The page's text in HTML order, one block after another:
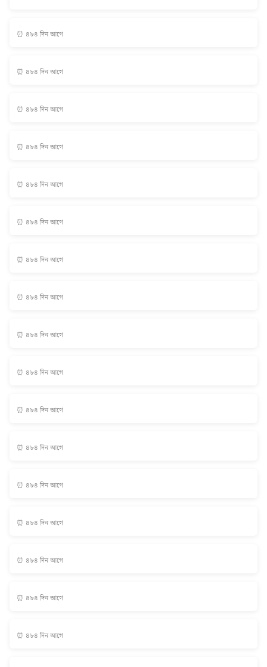
⏰ ৪৮৪ দিন আগে
⏰ ৪৮৪ দিন আগে
⏰ ৪৮৪ দিন আগে
⏰ ৪৮৪ দিন আগে
⏰ ৪৮৪ দিন আগে
⏰ ৪৮৪ দিন আগে
⏰ ৪৮৪ দিন আগে
⏰ ৪৮৪ দিন আগে
⏰ ৪৮৪ দিন আগে
⏰ ৪৮৪ দিন আগে
⏰ ৪৮৪ দিন আগে
⏰ ৪৮৪ দিন আগে
⏰ ৪৮৪ দিন আগে
⏰ ৪৮৪ দিন আগে
⏰ ৪৮৪ দিন আগে
⏰ ৪৮৪ দিন আগে
⏰ ৪৮৪ দিন আগে